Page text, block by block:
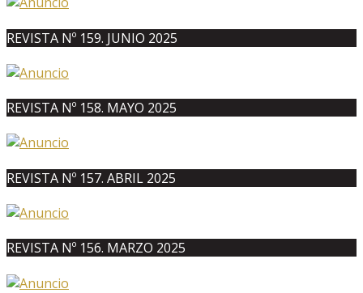
REVISTA Nº 159. JUNIO 2025
REVISTA Nº 158. MAYO 2025
REVISTA Nº 157. ABRIL 2025
REVISTA Nº 156. MARZO 2025